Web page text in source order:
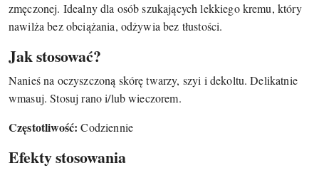
zmęczonej. Idealny dla osób szukających lekkiego kremu, który
nawilża bez obciążania, odżywia bez tłustości.
Jak stosować?
Nanieś na oczyszczoną skórę twarzy, szyi i dekoltu. Delikatnie
wmasuj. Stosuj rano i/lub wieczorem.
Częstotliwość: Codziennie
Efekty stosowania